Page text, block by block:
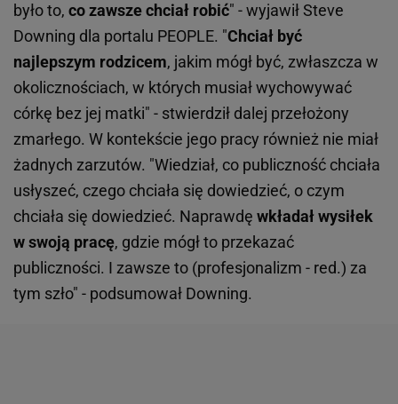
było to, co zawsze chciał robić" - wyjawił Steve
Downing dla portalu PEOPLE. "Chciał być
najlepszym rodzicem, jakim mógł być, zwłaszcza w
okolicznościach, w których musiał wychowywać
córkę bez jej matki" - stwierdził dalej przełożony
zmarłego. W kontekście jego pracy również nie miał
żadnych zarzutów. "Wiedział, co publiczność chciała
usłyszeć, czego chciała się dowiedzieć, o czym
chciała się dowiedzieć. Naprawdę wkładał wysiłek
w swoją pracę, gdzie mógł to przekazać
publiczności. I zawsze to (profesjonalizm - red.) za
tym szło" - podsumował Downing.